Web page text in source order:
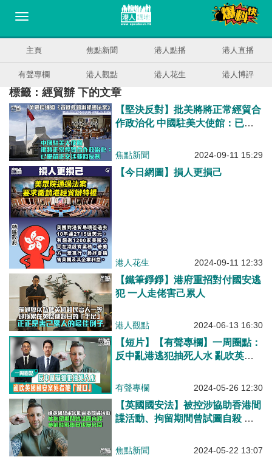
主頁 焦點新聞 港人點播 港人直播
有聲專欄 港人觀點 港人花生 港人博評
標籤：經貿辦 下的文章
【堅決反對】批美將將正常經貿合
作政治化 中國駐美大使館：已提
焦點新聞 2024-09-11 15:29
【今日網圖】損人更損己
港人花生 2024-09-11 12:33
【鐵筆錚錚】港府重招對付國安逃
犯 一人走佬害己累人
港人觀點 2024-06-13 16:30
【短片】【有聲專欄】一周圈點：
反中亂港逃犯抽死人水 亂吹英國
有聲專欄 2024-05-26 12:30
【英國國安法】被控涉協助香港間
諜活動、拘留期間曾試圖自殺 英
焦點新聞 2024-05-22 13:07